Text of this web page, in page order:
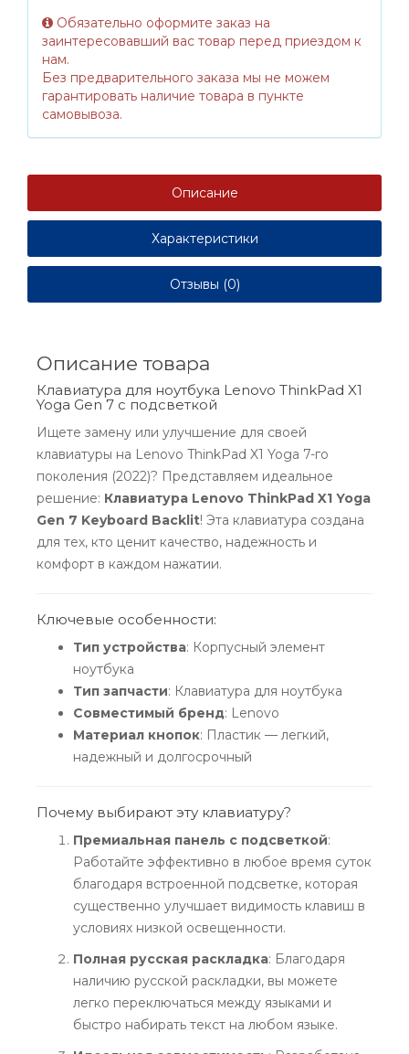
Обязательно оформите заказ на
заинтересовавший вас товар перед приездом к
нам.
Без предварительного заказа мы не можем
гарантировать наличие товара в пункте
самовывоза.
Описание
Характеристики
Отзывы (0)
Описание товара
Клавиатура для ноутбука Lenovo ThinkPad X1
Yoga Gen 7 с подсветкой
Ищете замену или улучшение для своей
клавиатуры на Lenovo ThinkPad X1 Yoga 7-го
поколения (2022)? Представляем идеальное
решение: Клавиатура Lenovo ThinkPad X1 Yoga
Gen 7 Keyboard Backlit! Эта клавиатура создана
для тех, кто ценит качество, надежность и
комфорт в каждом нажатии.
Ключевые особенности:
Тип устройства: Корпусный элемент
ноутбука
Тип запчасти: Клавиатура для ноутбука
Совместимый бренд: Lenovo
Материал кнопок: Пластик — легкий,
надежный и долгосрочный
Почему выбирают эту клавиатуру?
Премиальная панель с подсветкой:
Работайте эффективно в любое время суток
благодаря встроенной подсветке, которая
существенно улучшает видимость клавиш в
условиях низкой освещенности.
Полная русская раскладка: Благодаря
наличию русской раскладки, вы можете
легко переключаться между языками и
быстро набирать текст на любом языке.